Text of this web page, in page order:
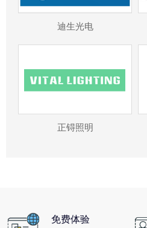
迪生光电
正锝照明
免费体验